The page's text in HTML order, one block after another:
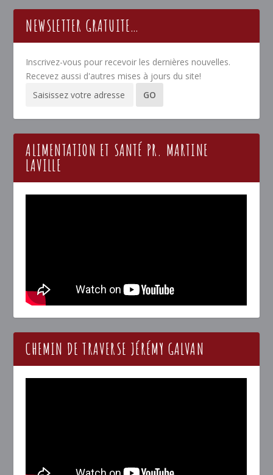
NEWSLETTER GRATUITE…
Inscrivez-vous pour recevoir les dernières nouvelles.
Recevez aussi d'autres mises à jours du site!
ALIMENTATION ET SANTÉ PR. MARTINE
LAVILLE
CHEMIN DE TRAVERSE JÉRÉMY GALVAN